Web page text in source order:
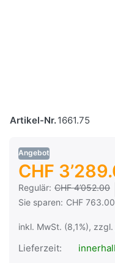
Artikel-Nr.1661.75
Angebot
CHF
Regulär: CHF 4’052.00
Es handelt sich um
Sie sparen: CHF 763.00
inkl. MwSt. (8,1%), zzgl.
Lieferzeit: